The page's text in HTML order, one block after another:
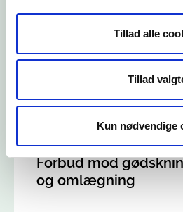
Tillad alle
Tillad
Kun nødvendige
Anmeldeordning i Natura
Forbud mod
og omlægning